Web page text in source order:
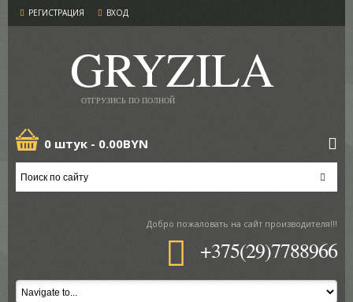
РЕГИСТРАЦИЯ ВХОД
GRYZILA
ОТГРУЗИСЬ ПО ПОЛНОЙ
0 штук - 0.00BYN
Добро пожаловать на сайт производителя!!!
+375(29)7788966